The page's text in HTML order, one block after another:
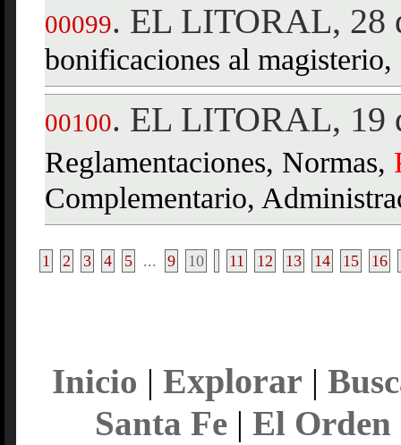
00099. EL LITORAL, 28
bonificaciones al
00100. EL LITORAL, 19
Reglamentaciones, Normas,
Complementario,
1 2 3 4 5 ... 9 10 11 12 13 14 15 16
Inicio | Explorar |
Santa Fe| El Orden